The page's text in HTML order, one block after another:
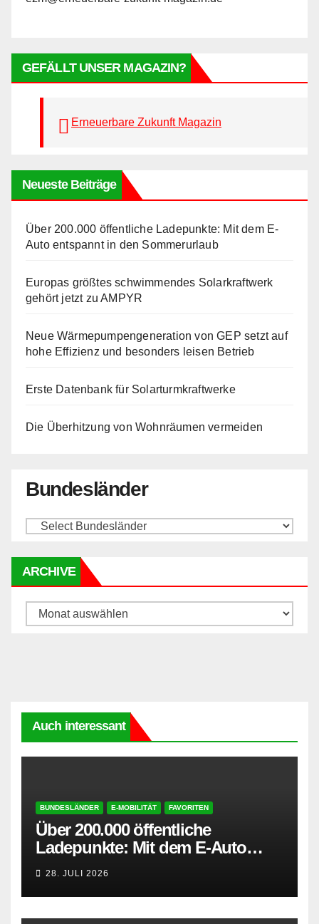
GEFÄLLT UNSER MAGAZIN?
Erneuerbare Zukunft Magazin
Neueste Beiträge
Über 200.000 öffentliche Ladepunkte: Mit dem E-
Auto entspannt in den Sommerurlaub
Europas größtes schwimmendes Solarkraftwerk
gehört jetzt zu AMPYR
Neue Wärmepumpengeneration von GEP setzt auf
hohe Effizienz und besonders leisen Betrieb
Erste Datenbank für Solarturmkraftwerke
Die Überhitzung von Wohnräumen vermeiden
Bundesländer
ARCHIVE
Archive
Auch interessant
BUNDESLÄNDER E-MOBILITÄT FAVORITEN
Über 200.000 öffentliche
Ladepunkte: Mit dem E-Auto
entspannt in den Sommerurlaub
28. JULI 2026